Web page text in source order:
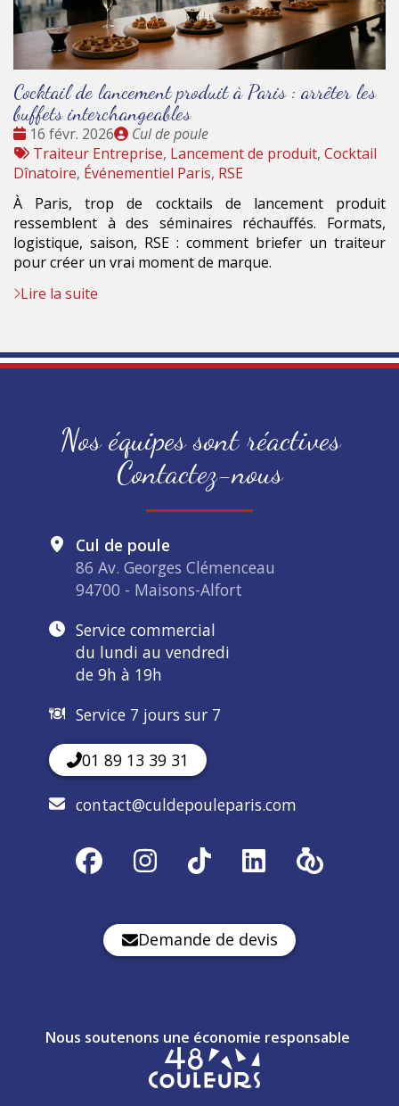
Cocktail de lancement produit à Paris : arrêter les
buffets interchangeables
Date
:
16 févr. 2026
Publié
par
Cul de poule
Tags
:
Traiteur Entreprise, Lancement de produit, Cocktail
Dînatoire, Événementiel Paris, RSE
À Paris, trop de cocktails de lancement produit
ressemblent à des séminaires réchauffés. Formats,
logistique, saison, RSE : comment briefer un traiteur
pour créer un vrai moment de marque.
Lire la suite
Nos équipes sont réactives
Contactez-nous
Cul de poule
86 Av. Georges Clémenceau
94700 - Maisons-Alfort
Service commercial
du lundi au vendredi
de 9h à 19h
Service 7 jours sur 7
01 89 13 39 31
contact@culdepouleparis.com
Demande de devis
Nous soutenons une économie responsable